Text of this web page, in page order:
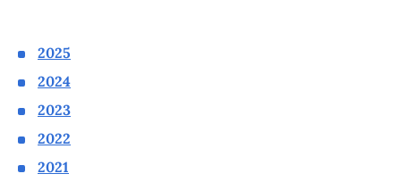
2025
2024
2023
2022
2021